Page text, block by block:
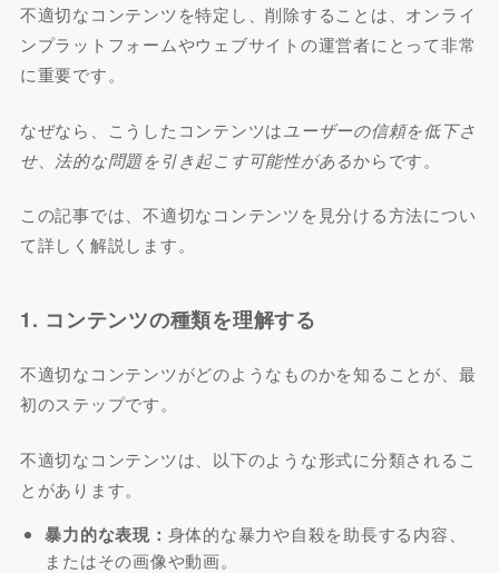
不適切なコンテンツを特定し、削除することは、オンライ
ンプラットフォームやウェブサイトの運営者にとって非常
に重要です。
なぜなら、こうしたコンテンツはユーザーの信頼を低下さ
せ、 法的な問題を引き起こす可能性があるからです。
この記事では、不適切なコンテンツを見分ける方法につい
て詳しく解説します。
1. コンテンツの種類を理解する
不適切なコンテンツがどのようなものかを知ることが、最
初のステップです。
不適切なコンテンツは、以下のような形式に分類されるこ
とがあります。
暴力的な表現： 身体的な暴力や自殺を助長する内容、
またはその画像や動画。